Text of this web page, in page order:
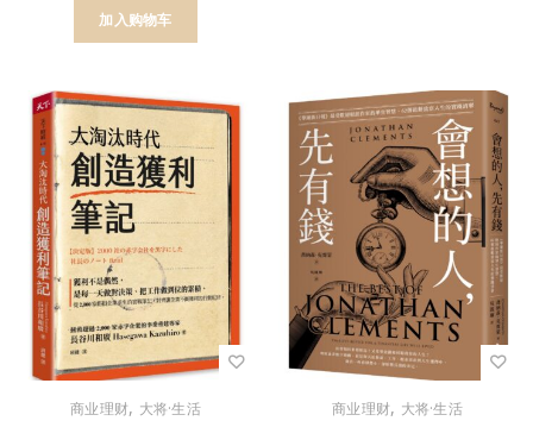
加入购物车
商业理财, 大将·生活 商业理财, 大将·生活